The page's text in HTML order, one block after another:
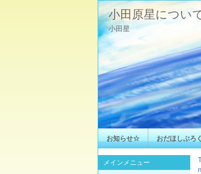
小田原星につい
小田星
お知らせ☆ おだほしぶろ
メインメニュー